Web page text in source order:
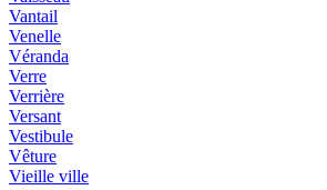
Vantail
Venelle
Véranda
Verre
Verrière
Versant
Vestibule
Vêture
Vieille ville